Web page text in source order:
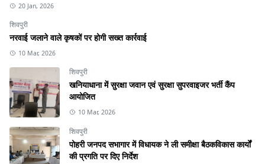
20 Jan, 2026
शिवपुरी
नरवाई जलाने वाले कृषकों पर होगी सख्त कार्रवाई
10 Mar, 2026
शिवपुरी
खनियाधाना में सुरक्षा जवान एवं सुरक्षा सुपरवाइजर भर्ती कैंप
आयोजित
10 Mar, 2026
शिवपुरी
पोहरी जनपद सभागार में विधायक ने ली समीक्षा बैठकविकास कार्यों
की प्रगति पर दिए निर्देश